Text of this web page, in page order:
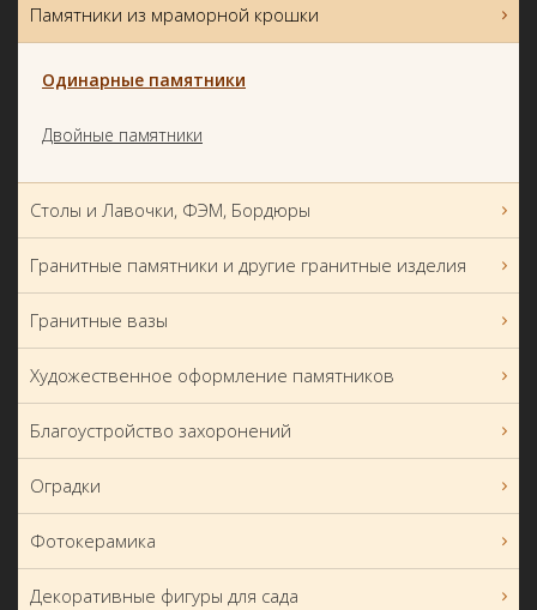
Памятники из мраморной крошки
Одинарные памятники
Двойные памятники
Столы и Лавочки, ФЭМ, Бордюры
Гранитные памятники и другие гранитные изделия
Гранитные вазы
Художественное оформление памятников
Благоустройство захоронений
Оградки
Фотокерамика
Декоративные фигуры для сада